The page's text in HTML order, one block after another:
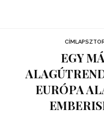
EGY
EURÓPA